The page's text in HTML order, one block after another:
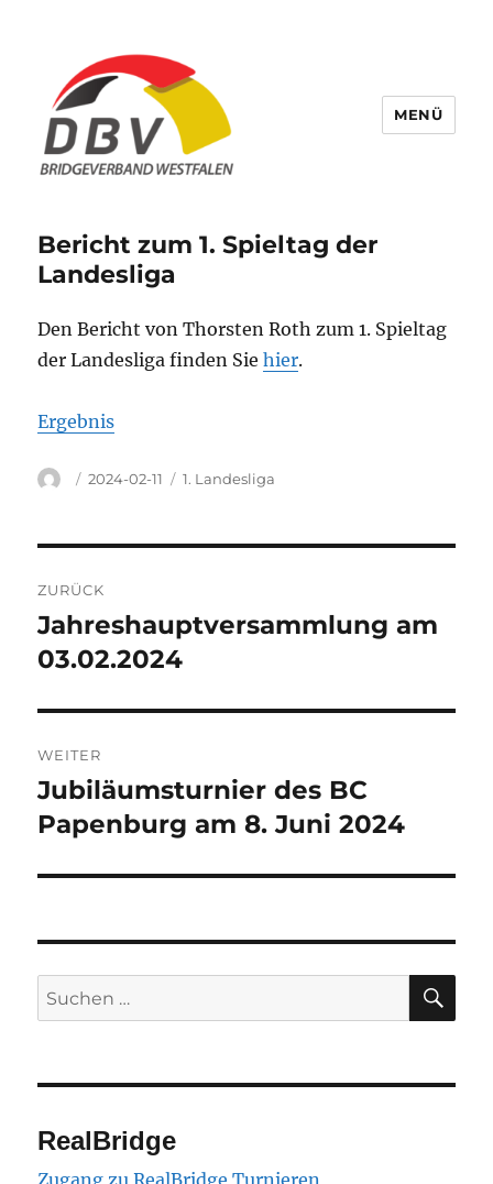
MENÜ
Bericht zum 1. Spieltag der
Landesliga
Den Bericht von Thorsten Roth zum 1. Spieltag
der Landesliga finden Siehier.
Ergebnis
Autor
Veröffentlicht
2024-02-11 Kategorien
1. Landesliga
ZURÜCK
Vorheriger
Beitrag:
Jahreshauptversammlung am
03.02.2024
WEITER
Nächster
Beitrag:
Jubiläumsturnier des BC
Papenburg am 8. Juni 2024
Suchen
nach:
RealBridge
Zugang zu RealBridge Turnieren